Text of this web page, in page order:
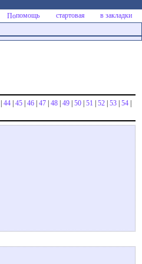
помощь стартовая
в закладки
| 44 | 45 | 46 | 47 | 48 | 49 | 50 | 51 | 52 | 53 | 54 |